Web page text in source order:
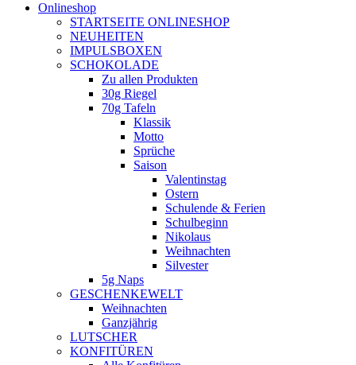
Onlineshop
STARTSEITE ONLINESHOP
NEUHEITEN
IMPULSBOXEN
SCHOKOLADE
Zu allen Produkten
30g Riegel
70g Tafeln
Klassik
Motto
Sprüche
Saison
Valentinstag
Ostern
Schulende & Ferien
Schulbeginn
Nikolaus
Weihnachten
Silvester
5g Naps
GESCHENKEWELT
Weihnachten
Ganzjährig
LUTSCHER
KONFITÜREN